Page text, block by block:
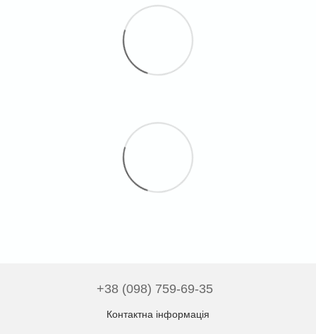
+38 (098) 759-69-35
Контактна інформація